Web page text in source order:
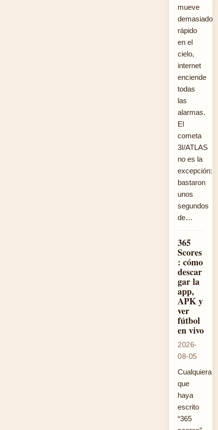
mueve
demasiado
rápido
en el
cielo,
internet
enciende
todas
las
alarmas.
El
cometa
3I/ATLAS
no es la
excepción:
bastaron
unos
segundos
de…
365
Scores
: cómo
descar
gar la
app,
APK y
ver
fútbol
en vivo
2026-
08-05
Cualquiera
que
haya
escrito
“365